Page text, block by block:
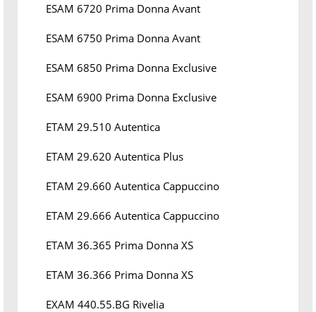
ESAM 6720 Prima Donna Avant
ESAM 6750 Prima Donna Avant
ESAM 6850 Prima Donna Exclusive
ESAM 6900 Prima Donna Exclusive
ETAM 29.510 Autentica
ETAM 29.620 Autentica Plus
ETAM 29.660 Autentica Cappuccino
ETAM 29.666 Autentica Cappuccino
ETAM 36.365 Prima Donna XS
ETAM 36.366 Prima Donna XS
EXAM 440.55.BG Rivelia